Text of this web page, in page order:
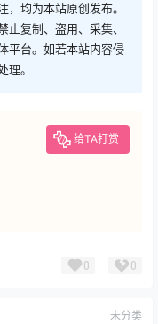
均为本站原创发布。
复制、盗用、采集、
平台。如若本站内容侵
。
给TA打赏
0 0
未分类